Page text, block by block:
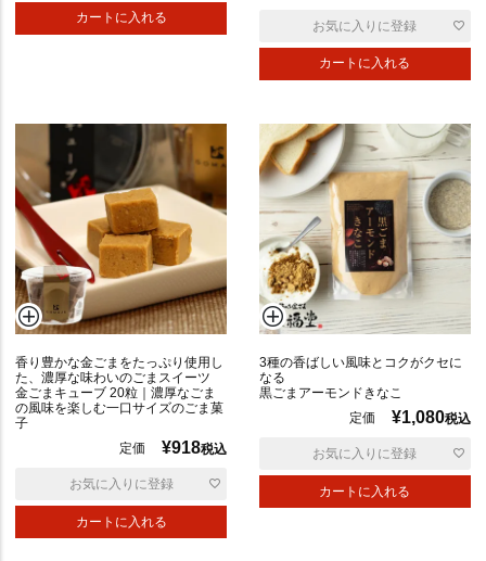
カートに入れる
カートに入れる
お気に入りに登録
香り豊かな金ごまをたっぷり使用し
た、濃厚な味わいのごまスイーツ
金ごまキューブ 20粒｜濃厚なごま
の風味を楽しむ一口サイズのごま菓
子
定価
¥918税込
カートに入れる
お気に入りに登録
3種の香ばしい風味とコクがクセに
なる
黒ごまアーモンドきなこ
定価
¥1,080税込
カートに入れる
お気に入りに登録